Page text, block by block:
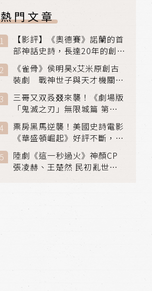
熱門文章
【影評】《奧德賽》諾蘭的首
部神話史詩，長達20年的創傷
與贖罪之旅
《雀骨》侯明昊x艾米原創古
裝劇 戰神世子與天才機關師
聯手攻克身世之謎
三哥又双叒叕來襲！《劇場版
「鬼滅之刃」無限城篇 第一
章》 七月首登串流平台
票房黑馬逆襲！美國史詩電影
《華盛頓崛起》好評不斷，輾
壓《玩具總動員5》、《超少
女》
陸劇《這一秒過火》神顏CP
張凌赫、王楚然 民初亂世、